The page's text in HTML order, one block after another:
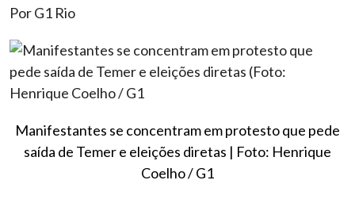
Por G1 Rio
Manifestantes se concentram em protesto que pede
saída de Temer e eleições diretas | Foto: Henrique
Coelho / G1